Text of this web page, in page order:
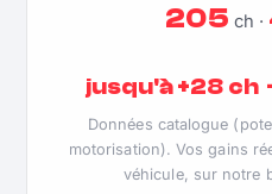
205 ch ·
jusqu'à +28 ch
Données catalogue
motorisation). Vos gains
véhicule, sur notre